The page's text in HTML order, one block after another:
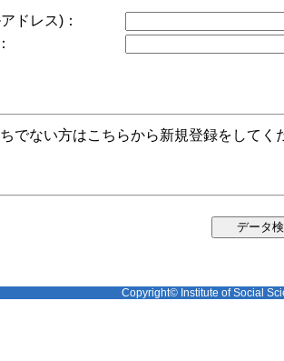
ドレス)：
でない方はこちらから新規登録をしてく
Copyright© Institute of Social